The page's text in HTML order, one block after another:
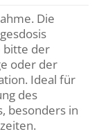
Die
bitte der
oder der
Ideal für
des
besonders in